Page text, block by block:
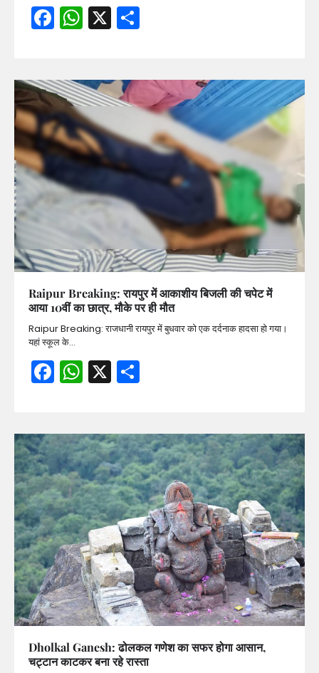
Facebook
WhatsApp
X
Raipur Breaking: रायपुर में आकाशीय बिजली की चपेट में
आया 10वीं का छात्र, मौके पर ही मौत
Raipur Breaking: राजधानी रायपुर में बुधवार को एक दर्दनाक हादसा हो गया।
यहां स्कूल के…
Facebook
WhatsApp
X
Dholkal Ganesh: ढोलकल गणेश का सफर होगा आसान,
चट्टान काटकर बना रहे रास्ता